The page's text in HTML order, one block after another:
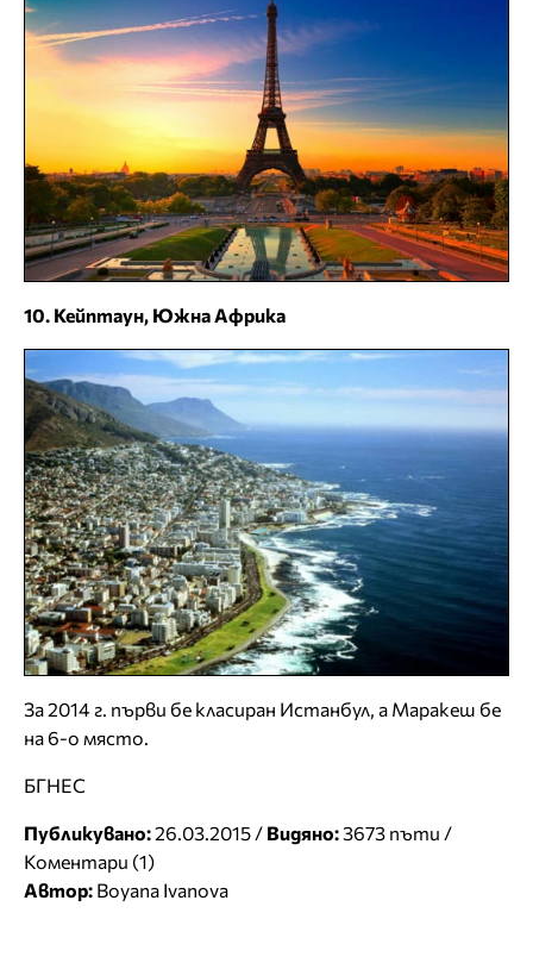
10. Кейптаун, Южна Африка
За 2014 г. първи бе класиран Истанбул, а Маракеш бе
на 6-о място.
БГНЕС
Публикувано:26.03.2015 / Видяно: 3673 пъти /
Коментари (1)
Автор: Boyana Ivanova